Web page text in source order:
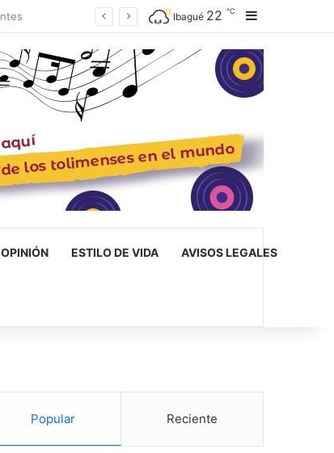
Ibagué 22 ℃
OPINIÓN ESTILO DE VIDA AVISOS LEGALES
Popular Reciente